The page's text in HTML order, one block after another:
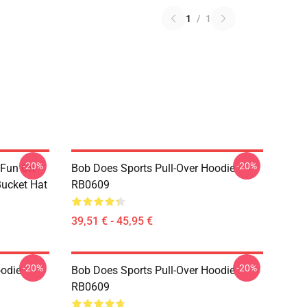
1 / 1
On
Hat
-20%
Bob Does Sports Pull-Over Hoodie
RB0609
39,51 € - 45,95 €
-20%
-20%
Bob Does Sports Pull-Over Hoodie
RB0609
-20%